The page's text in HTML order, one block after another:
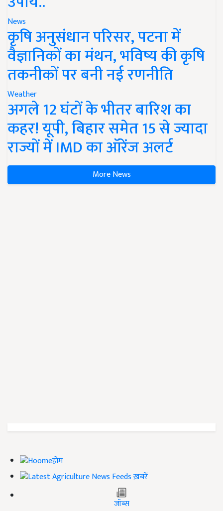
News
कृषि अनुसंधान परिसर, पटना में
वैज्ञानिकों का मंथन, भविष्य की कृषि
तकनीकों पर बनी नई रणनीति
Weather
अगले 12 घंटों के भीतर बारिश का
कहर! यूपी, बिहार समेत 15 से ज्यादा
राज्यों में IMD का ऑरेंज अलर्ट
More News
होम
ख़बरें
जॉब्स